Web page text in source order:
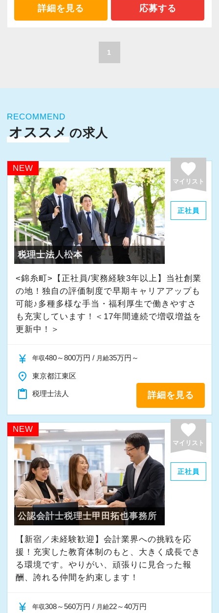
現代では電子化が進んでいることから人も会社
も生産性が求められており、当事務所でもDXを
職員一人ひとりの力がそのまま事業運営に直結
するところで、個人事務所ならではの面白さと
★職場の雰囲気★
なく業務に向かっています。
職員同士の距離も近く、先輩へ相談しながら業
務を覚えていくことができます。
パソコン作業になりますので、目や脳が疲れた
ら、お茶やお菓子で糖分補給もしながら、作業
を進めています。
★入社後の仕事内容★
業務時間内は、事務所内スタッフともやりとり
して頂きながら、
完全在宅会計スタッフとして、会計業務全般を
お任せします。
・記帳代行
・確定申告業務
・年末調整業務
・決算業務
・Excelを使用した集計、Wordでの文書作成
・資料やデータの整理
・電話、メール対応
・その他付随する業務
これまでの会計事務所や経理経験を活かしてご
活躍いただけます。
また、経験やスキルに応じて徐々に担当する業
務の幅を広げていただきます。
将来的には申告書レビューなど、専門性を高め
どこでも通用する実務スキルを身につけなが
詳細を見る 応募する
1
RECOMMEND
オススメの求人
NEW favorite
マイリスト
正社員
税理士法人松本
<錦糸町>【正社員/実務経験3年以上】当社創業
の地！独自の評価制度で早期キャリアアップも
可能♪多種多様な手当・福利厚生で働きやすさ
も充実しています！＜17年間連続で増収増益を
更新中！＞
currency_yen 年収480～800万円 / 月給35万円～
place 東京都江東区
content_paste 税理士法人 詳細を見る
NEW favorite
マイリスト
正社員
公認会計士税理士甲田拓也事務所
【新宿／未経験歓迎】会計業界への挑戦を応
援！充実した教育体制のもと、大きく成長でき
る環境です。やりがい、頑張りに見合った報
酬、誇れる仲間を約束します！
currency_yen 年収308～560万円 / 月給22～40万円